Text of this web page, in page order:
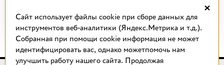
×
Cайт использует файлы cookie при сборе данных для
инструментов веб-аналитики (Яндекс.Метрика и т.д.).
Собранная при помощи cookie информация не может
идентифицировать вас, однако можетпомочь нам
улучшить работу нашего сайта. Продолжая